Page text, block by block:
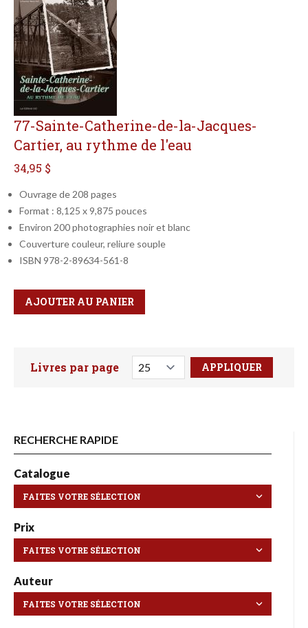
77-Sainte-Catherine-de-la-Jacques-
Cartier, au rythme de l'eau
34,95 $
Ouvrage de 208 pages
Format : 8,125 x 9,875 pouces
Environ 200 photographies noir et blanc
Couverture couleur, reliure souple
ISBN 978-2-89634-561-8
Qté
Format
AJOUTER AU PANIER
Faites votre recherche ici
Livres par page
RECHERCHE RAPIDE
Catalogue
Prix
Auteur